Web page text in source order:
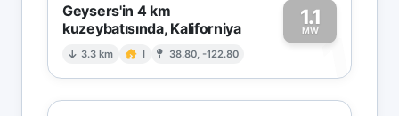
Geysers'in 4 km
kuzeybatısında, Kaliforniya
3.3 km I 38.80, -122.80
1.1
MW1